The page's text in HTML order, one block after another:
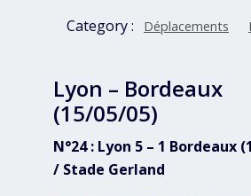
Category : Déplacements
Lyon – Bordeaux
(15/05/05)
N°24 : Lyon 5 – 1 Bordeaux
/ Stade Gerland